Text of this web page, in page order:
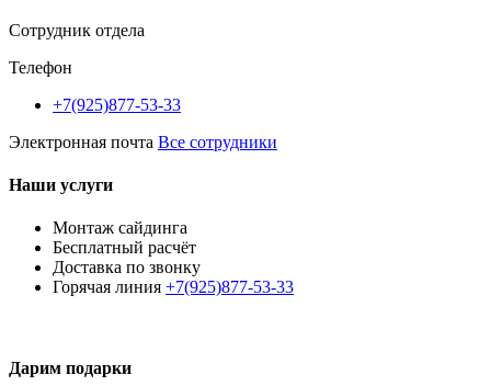
Сотрудник отдела
Телефон
+7(925)877-53-33
Электронная почта Все сотрудники
Наши услуги
Монтаж сайдинга
Бесплатный расчёт
Доставка по звонку
Горячая линия +7(925)877-53-33
Дарим подарки